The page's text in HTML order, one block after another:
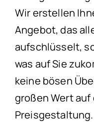
Wir erstellen
Angebot, das
aufschlüsselt,
was auf Sie
keine bösen
großen Wert
Preisgestaltung.